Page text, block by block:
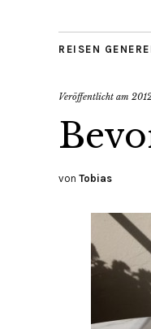
REISEN
Veröffentlicht am
von Tobias